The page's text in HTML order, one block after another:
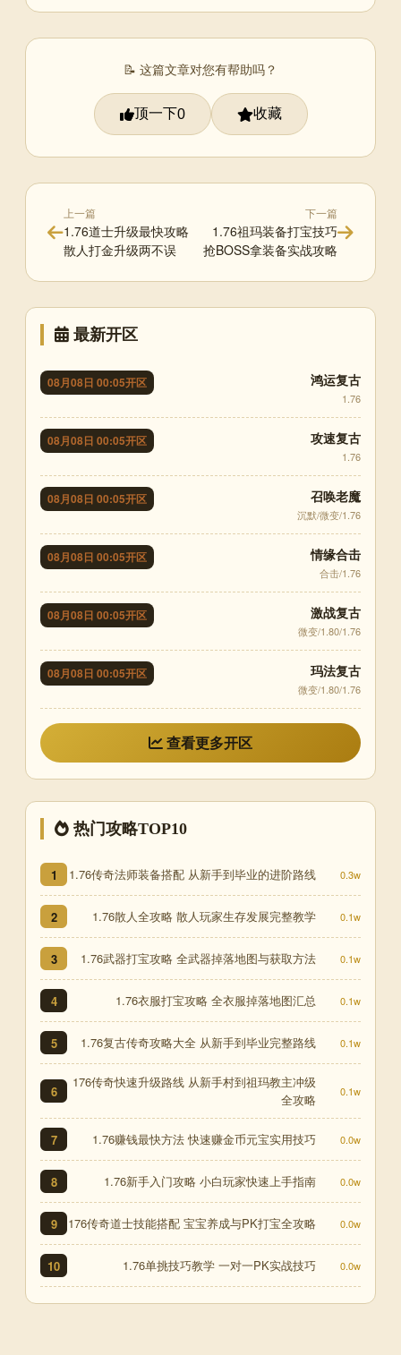
📝 这篇文章对您有帮助吗？
顶一下0 收藏
上一篇
1.76道士升级最快攻略
散人打金升级两不误
下一篇
1.76祖玛装备打宝技巧
抢BOSS拿装备实战攻略
最新开区
08月08日 00:05开区 鸿运复古
1.76
08月08日 00:05开区 攻速复古
1.76
08月08日 00:05开区 召唤老魔
沉默/微变/1.76
08月08日 00:05开区 情缘合击
合击/1.76
08月08日 00:05开区 激战复古
微变/1.80/1.76
08月08日 00:05开区 玛法复古
微变/1.80/1.76
查看更多开区
热门攻略TOP10
1 1.76传奇法师装备搭配 从新手到毕业的进阶路线 0.3w
2 1.76散人全攻略 散人玩家生存发展完整教学 0.1w
3 1.76武器打宝攻略 全武器掉落地图与获取方法 0.1w
4 1.76衣服打宝攻略 全衣服掉落地图汇总 0.1w
5 1.76复古传奇攻略大全 从新手到毕业完整路线 0.1w
6
176传奇快速升级路线 从新手村到祖玛教主冲级
全攻略
0.1w
7 1.76赚钱最快方法 快速赚金币元宝实用技巧 0.0w
8 1.76新手入门攻略 小白玩家快速上手指南 0.0w
9 176传奇道士技能搭配 宝宝养成与PK打宝全攻略 0.0w
10 1.76单挑技巧教学 一对一PK实战技巧 0.0w